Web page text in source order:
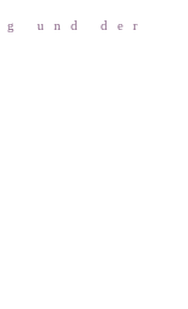
und der